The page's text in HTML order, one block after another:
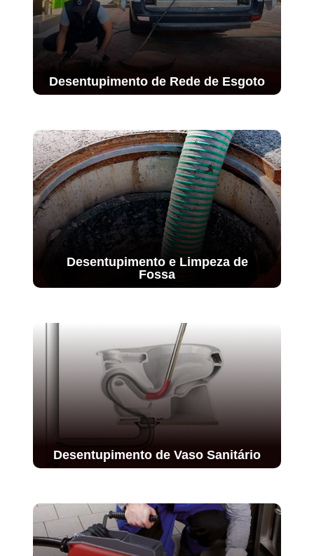
Desentupimento de Rede de Esgoto
Desentupimento e Limpeza de
Fossa
Desentupimento de Vaso Sanitário